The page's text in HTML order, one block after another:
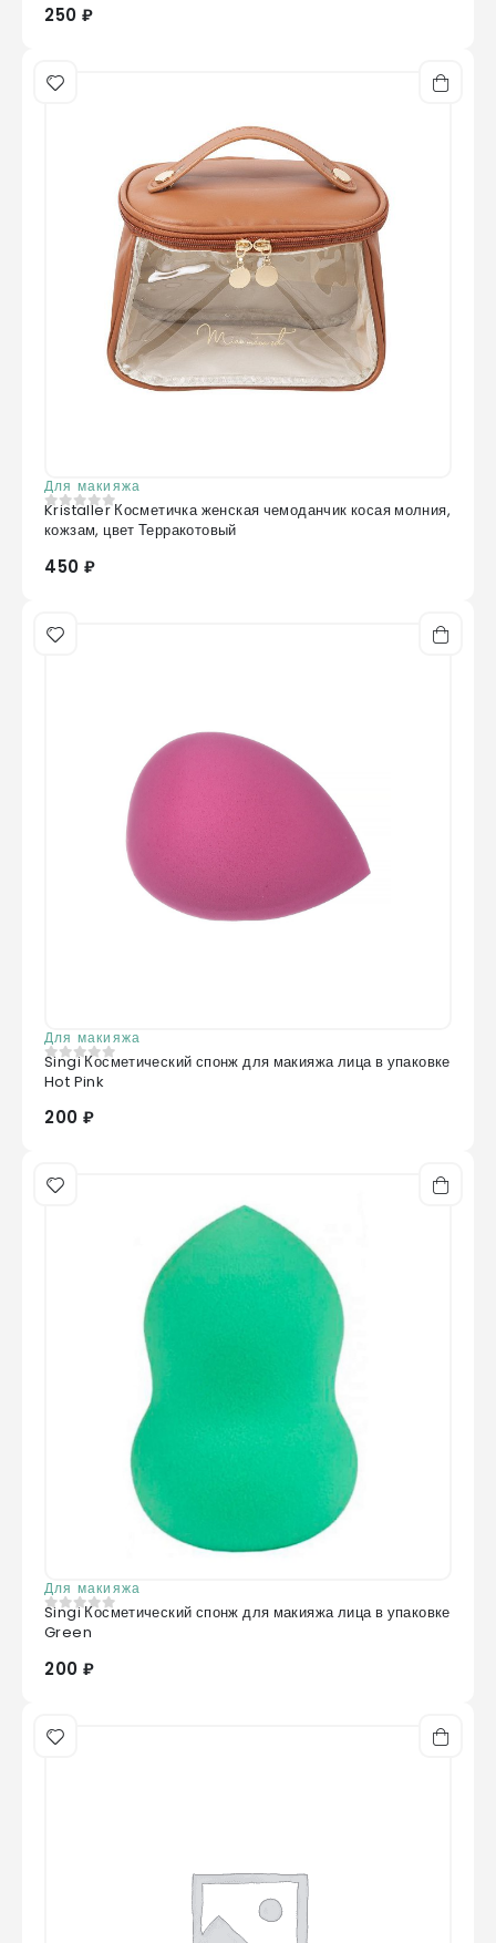
250 ₽
Для макияжа
0из 5
Kristaller Косметичка женская чемоданчик косая молния,
кожзам, цвет Терракотовый
450 ₽
Для макияжа
0из 5
Singi Косметический спонж для макияжа лица в упаковке
Hot Pink
200 ₽
Для макияжа
0из 5
Singi Косметический спонж для макияжа лица в упаковке
Green
200 ₽